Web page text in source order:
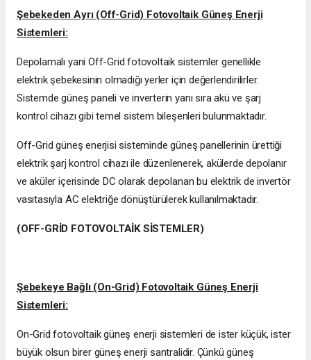
Şebekeden Ayrı (Off-Grid) Fotovoltaik Güneş Enerji
Sistemleri:
Depolamalı yani Off-Grid fotovoltaik sistemler genellikle
elektrik şebekesinin olmadığı yerler için değerlendirilirler.
Sistemde güneş paneli ve inverterin yanı sıra akü ve şarj
kontrol cihazı gibi temel sistem bileşenleri bulunmaktadır.
Off-Grid güneş enerjisi sisteminde güneş panellerinin ürettiği
elektrik şarj kontrol cihazı ile düzenlenerek, akülerde depolanır
ve aküler içerisinde DC olarak depolanan bu elektrik de invertör
vasıtasıyla AC elektriğe dönüştürülerek kullanılmaktadır.
(OFF-GRİD FOTOVOLTAİK SİSTEMLER)
Şebekeye Bağlı (On-Grid) Fotovoltaik Güneş Enerji
Sistemleri:
On-Grid fotovoltaik güneş enerji sistemleri de ister küçük, ister
büyük olsun birer güneş enerji santralidir. Çünkü güneş